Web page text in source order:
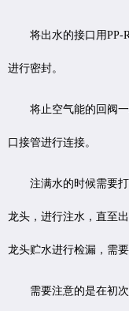
将出水的接口用PP-
进行密封。
将止空气能的回阀
口接管进行连接。
注满水的时候需要
龙头，进行注水，直至
龙头贮水进行检漏，需要
需要注意的是在初